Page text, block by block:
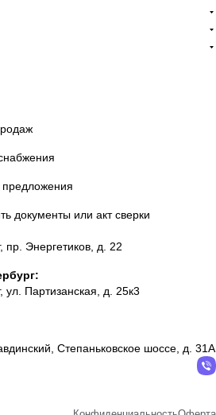
документы или акт сверки
пр. Энергетиков, д. 22
ул. Партизанская, д. 25к3
Степаньковское шоссе, д. 31А